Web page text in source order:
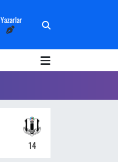
Yazarlar
14